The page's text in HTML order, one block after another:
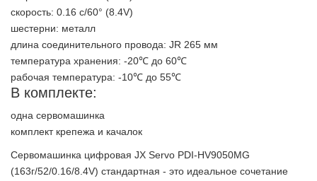
скорость: 0.16 с/60° (8.4V)
шестерни: металл
длина соединительного провода: JR 265 мм
температура хранения: -20℃ до 60℃
рабочая температура: -10℃ до 55℃
В комплекте:
одна сервомашинка
комплект крепежа и качалок
Сервомашинка цифровая JX Servo PDI-HV9050MG
(163г/52/0.16/8.4V) стандартная - это идеальное сочетание